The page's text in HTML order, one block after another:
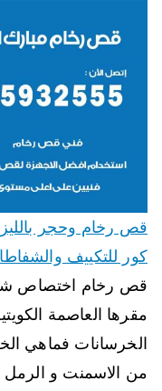
كور للتكييف
قص رخام اختصاص
مقرها العاصمة
الخرسانات فماهي
من الاسمنت و الرمل